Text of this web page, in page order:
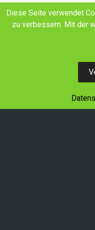
E-Mail
Land schafft
Diese Seite verwendet
zu verbessern. Mit der